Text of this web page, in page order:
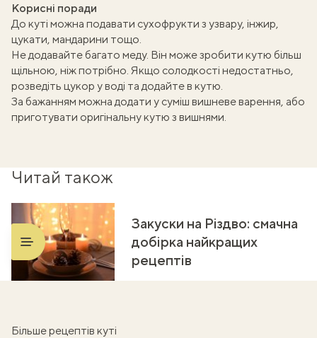
Корисні поради
До куті можна подавати сухофрукти з узвару, інжир,
цукати, мандарини тощо.
Не додавайте багато меду. Він може зробити кутю більш
щільною, ніж потрібно. Якщо солодкості недостатньо,
розведіть цукор у воді та додайте в кутю.
За бажанням можна додати у суміш вишневе варення, або
приготувати оригінальнукутю з вишнями.
Читай також
Закуски на Різдво: смачна
добірка найкращих
рецептів
Більше рецептів куті